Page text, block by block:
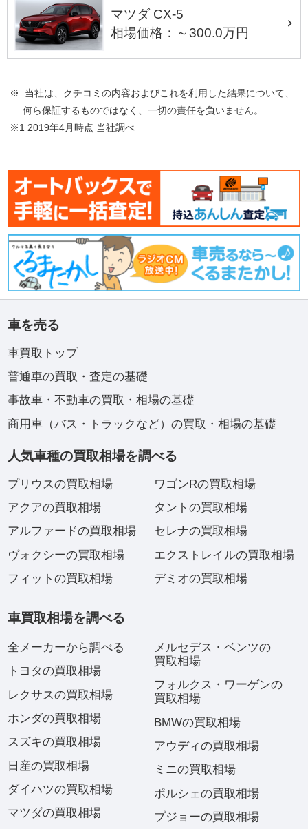
マツダ CX-5
相場価格：～300.0万円
※ 当社は、クチコミの内容およびこれを利用した結果について、
何ら保証するものではなく、一切の責任を負いません。
※1 2019年4月時点 当社調べ
車を売る
車買取トップ
普通車の買取・査定の基礎
事故車・不動車の買取・相場の基礎
商用車（バス・トラックなど）の買取・相場の基礎
人気車種の買取相場を調べる
プリウスの買取相場
アクアの買取相場
アルファードの買取相場
ヴォクシーの買取相場
フィットの買取相場
ワゴンRの買取相場
タントの買取相場
セレナの買取相場
エクストレイルの買取相場
デミオの買取相場
車買取相場を調べる
全メーカーから調べる
トヨタの買取相場
レクサスの買取相場
ホンダの買取相場
スズキの買取相場
日産の買取相場
ダイハツの買取相場
マツダの買取相場
メルセデス・ベンツの
買取相場
フォルクス・ワーゲンの
買取相場
BMWの買取相場
アウディの買取相場
ミニの買取相場
ポルシェの買取相場
プジョーの買取相場